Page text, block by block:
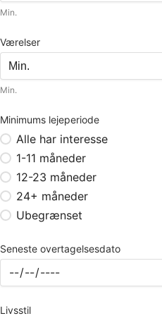
Min.
Værelser
Min.
Minimums lejeperiode
Alle har interesse
1-11 måneder
12-23 måneder
24+ måneder
Ubegrænset
Seneste overtagelsesdato
Livsstil